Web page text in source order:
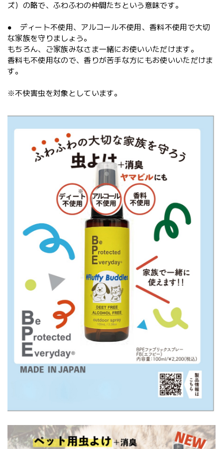
ズ）の略で、ふわふわの仲間たちという意味です。
● ディート不使用、アルコール不使用、香料不使用で大切
な家族を守りましょう。
もちろん、ご家族みなさま一緒にお使いいただけます。
香料も不使用なので、香りが苦手な方にもお使いいただけま
す。
※不快害虫を対象としています。